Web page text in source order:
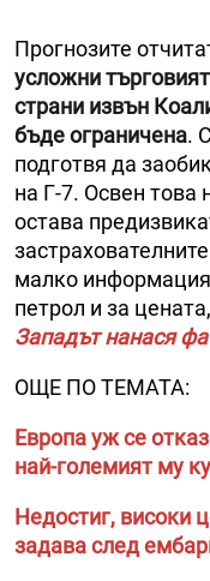
Прогнозите
усложни
страни извън
бъде ограничена.
подготвя да
на Г-7. Освен това
остава
малко информация
петрол и за
Западът нанася
ОЩЕ ПО ТЕМАТА:
Европа уж се
най-големият му
Недостиг, високи
задава след